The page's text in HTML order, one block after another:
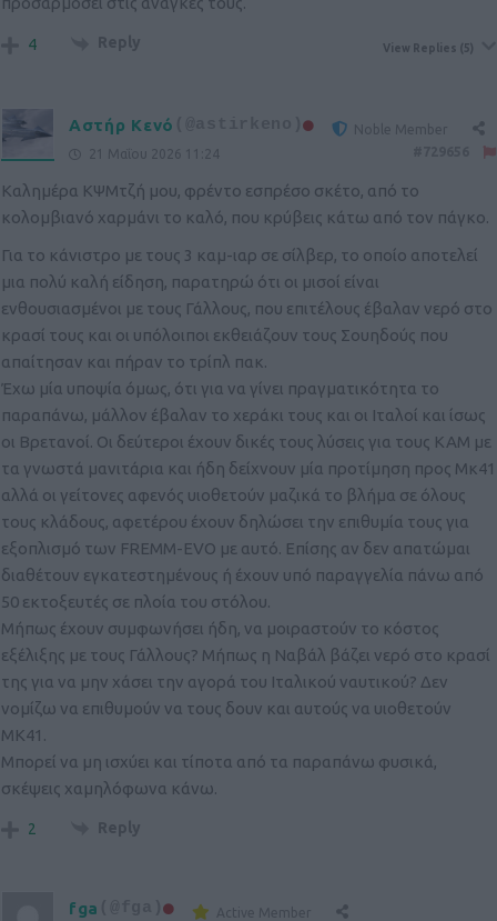
4 Reply View Replies (5)
Αστήρ Κενό (@astirkeno)
Noble Member
21 Μαΐου 2026 11:24
Καλημέρα ΚΨΜτζή μου, φρέντο εσπρέσο σκέτο, από το
κολομβιανό χαρμάνι το καλό, που κρύβεις κάτω από τον πάγκο.
Για το κάνιστρο με τους 3 καμ-ιαρ σε σίλβερ, το οποίο αποτελεί
μια πολύ καλή είδηση, παρατηρώ ότι οι μισοί είναι
ενθουσιασμένοι με τους Γάλλους, που επιτέλους έβαλαν νερό στο
κρασί τους και οι υπόλοιποι εκθειάζουν τους Σουηδούς που
απαίτησαν και πήραν το τρίπλ πακ.
Έχω μία υποψία όμως, ότι για να γίνει πραγματικότητα το
παραπάνω, μάλλον έβαλαν το χεράκι τους και οι Ιταλοί και ίσως
οι Βρετανοί. Οι δεύτεροι έχουν δικές τους λύσεις για τους ΚΑΜ με
τα γνωστά μανιτάρια και ήδη δείχνουν μία προτίμηση προς Μκ41
αλλά οι γείτονες αφενός υιοθετούν μαζικά το βλήμα σε όλους
τους κλάδους, αφετέρου έχουν δηλώσει την επιθυμία τους για
εξοπλισμό των FREMM-EVO με αυτό. Επίσης αν δεν απατώμαι
διαθέτουν εγκατεστημένους ή έχουν υπό παραγγελία πάνω από
50 εκτοξευτές σε πλοία του στόλου.
Μήπως έχουν συμφωνήσει ήδη, να μοιραστούν το κόστος
εξέλιξης με τους Γάλλους? Μήπως η Ναβάλ βάζει νερό στο κρασί
της για να μην χάσει την αγορά του Ιταλικού ναυτικού? Δεν
νομίζω να επιθυμούν να τους δουν και αυτούς να υιοθετούν
MK41.
Μπορεί να μη ισχύει και τίποτα από τα παραπάνω φυσικά,
σκέψεις χαμηλόφωνα κάνω.
2 Reply
fga (@fga)
Active Member